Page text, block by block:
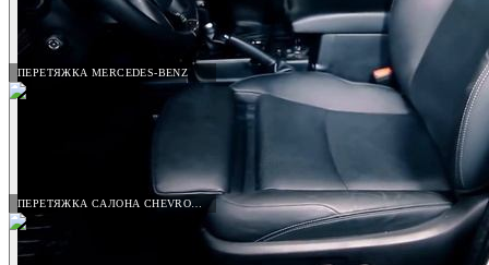
ПЕРЕТЯЖКА MERCEDES-BENZ